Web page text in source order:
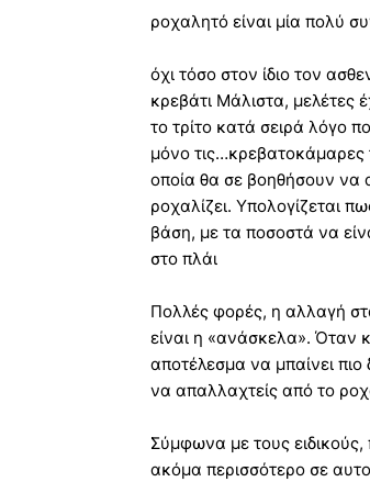
ροχαλητό είναι μία πολύ
όχι τόσο στον ίδιο τον
κρεβάτι Μάλιστα, μελέτες
το τρίτο κατά σειρά λόγο
μόνο
οποία θα σε βοηθήσουν να
ροχαλίζει. Υπολογίζεται
βάση, με τα ποσοστά να
στο πλάι
Πολλές φορές, η αλλαγή
είναι η «ανάσκελα». Όταν
αποτέλεσμα να μπαίνει
να απαλλαχτείς από το
Σύμφωνα με τους
ακόμα περισσότερο σε